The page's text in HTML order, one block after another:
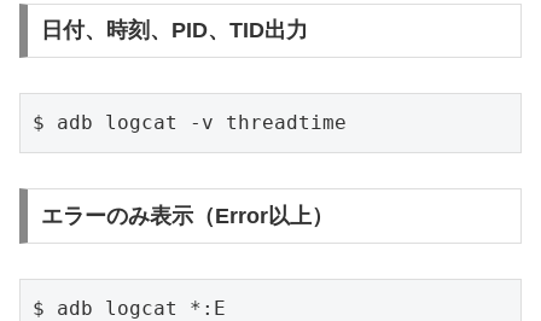
日付、時刻、PID、TID出力
$ adb logcat -v threadtime
エラーのみ表示（Error以上）
$ adb logcat *:E